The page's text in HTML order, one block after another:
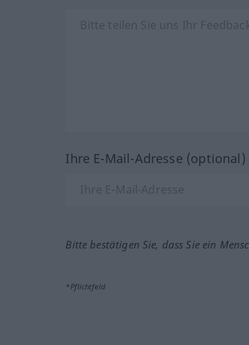
Ihre E-Mail-Adresse (optional)
Bitte bestätigen Sie, dass Sie ein
*Pflichtfeld